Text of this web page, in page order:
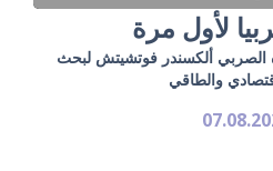
لأول مرة
الصربي ألكسندر فوتشيتش لبحث
والطاقي